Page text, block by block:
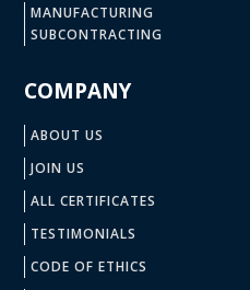
MANUFACTURING
SUBCONTRACTING
COMPANY
ABOUT US
JOIN US
ALL CERTIFICATES
TESTIMONIALS
CODE OF ETHICS